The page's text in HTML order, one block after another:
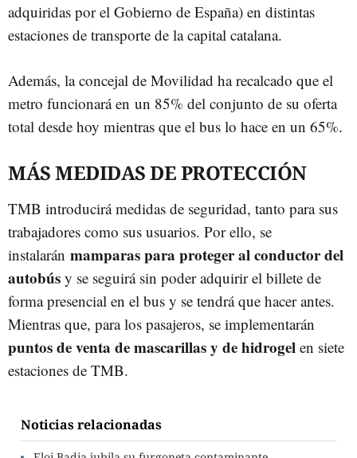
adquiridas por el Gobierno de España) en distintas
estaciones de transporte de la capital catalana.
Además, la concejal de Movilidad ha recalcado que el
metro funcionará en un 85% del conjunto de su oferta
total desde hoy mientras que el bus lo hace en un 65%.
MÁS MEDIDAS DE PROTECCIÓN
TMB introducirá medidas de seguridad, tanto para sus
trabajadores como sus usuarios. Por ello, se
instalarán mamparas para proteger al conductor del
autobús y se seguirá sin poder adquirir el billete de
forma presencial en el bus y se tendrá que hacer antes.
Mientras que, para los pasajeros, se implementarán
puntos de venta de mascarillas y de hidrogel en siete
estaciones de TMB.
Noticias relacionadas